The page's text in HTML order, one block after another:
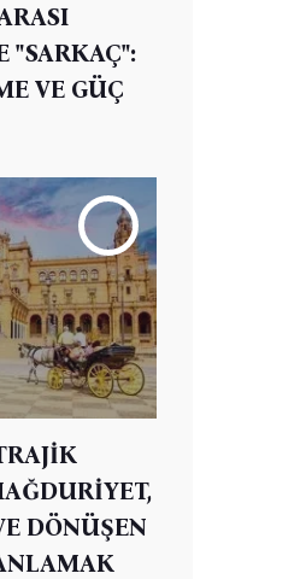
"SARKAÇ":
VE GÜÇ
DÖNÜŞEN